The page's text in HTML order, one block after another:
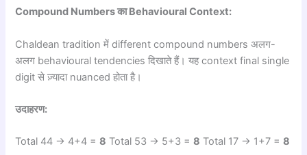
Compound Numbers का Behavioural Context:
Chaldean tradition में different compound numbers अलग-
अलग behavioural tendencies दिखाते हैं। यह context final single
digit से ज़्यादा nuanced होता है।
उदाहरण:
Total 44 → 4+4 =8 Total 53 → 5+3 =8 Total 17 → 1+7 =8